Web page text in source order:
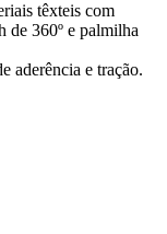
têxteis com
de 360º e palmilha
aderência e tração.